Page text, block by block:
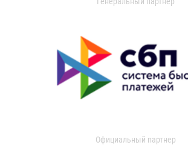
Официальный партнер